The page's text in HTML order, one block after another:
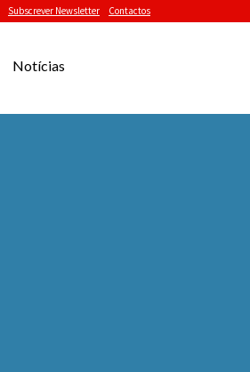
Subscrever Newsletter Contactos
Notícias